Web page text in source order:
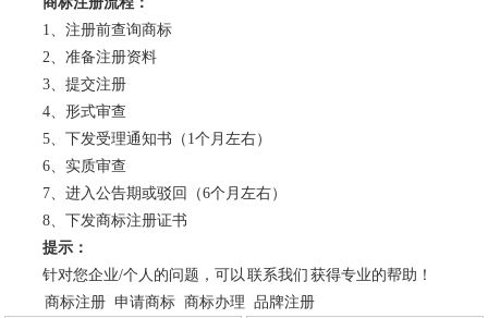
1、注册前查询商标
2、准备注册资料
3、提交注册
4、形式审查
5、下发受理通知书（1个月左右）
6、实质审查
7、进入公告期或驳回（6个月左右）
8、下发商标注册证书
提示：
针对您企业/个人的问题，可以 联系我们 获得专业的帮助！
商标注册 申请商标 商标办理 品牌注册